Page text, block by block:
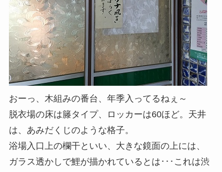
おーっ、木組みの番台、年季入ってるねぇ～
脱衣場の床は籐タイプ、ロッカーは60ほど。天井
は、あみだくじのような格子。
浴場入口上の欄干といい、大きな鏡面の上には、
ガラス透かしで鯉が描かれているとは･･･これは渋